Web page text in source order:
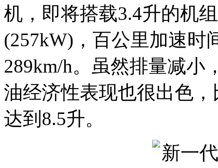
机，即将搭载3.4升的机
(257kW)，百公里加速时
289km/h。虽然排量减小
油经济性表现也很出色
达到8.5升。